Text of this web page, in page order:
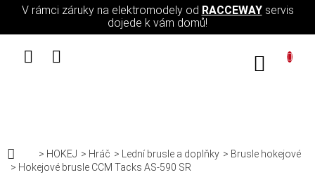
Přejít na obsah
V rámci záruky na elektromodely od RACCEWAYservis
dojede k vám domů!
Domů
HOKEJ Hráč Lední brusle a doplňky
Brusle hokejové
Hokejové brusle CCM Tacks AS-590 SR